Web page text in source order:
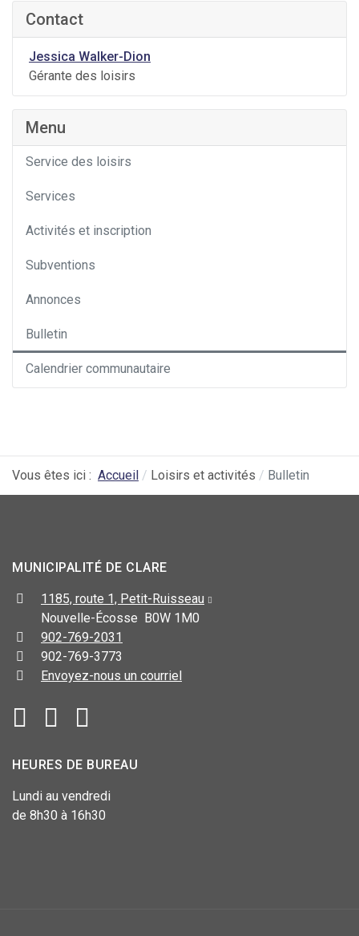
Contact
Jessica Walker-Dion
Gérante des loisirs
Menu
Service des loisirs
Services
Activités et inscription
Subventions
Annonces
Bulletin
Calendrier communautaire
Vous êtes ici : Accueil Loisirs et activités Bulletin
MUNICIPALITÉ DE CLARE
1185, route 1, Petit-Ruisseau
Nouvelle-Écosse B0W 1M0
902-769-2031
902-769-3773
Envoyez-nous un courriel
HEURES DE BUREAU
Lundi au vendredi
de 8h30 à 16h30